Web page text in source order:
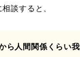
談すると、
ら人間関係くらい我